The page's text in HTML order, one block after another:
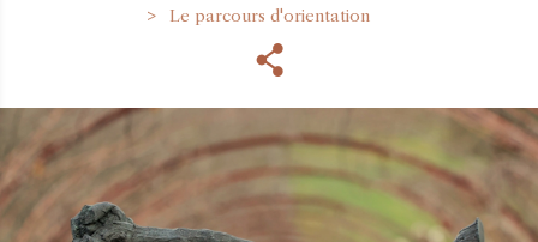
Le parcours d'orientation